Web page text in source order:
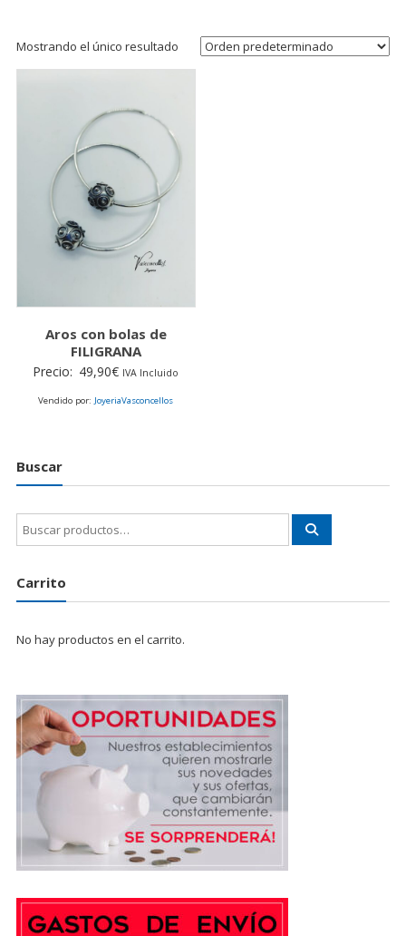
Mostrando el único resultado
Aros con bolas de
FILIGRANA
Precio: 49,90€ IVA Incluido
Vendido por: JoyeriaVasconcellos
Buscar
Buscar
por:
Carrito
No hay productos en el carrito.